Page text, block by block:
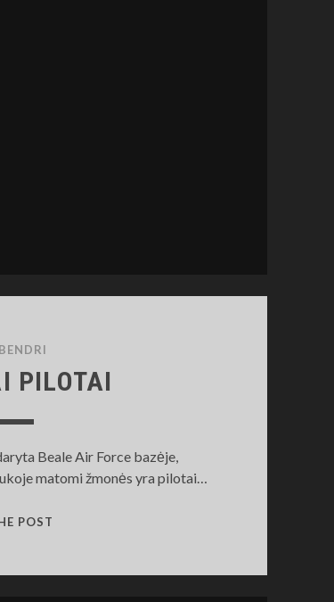
BENDRI
PILOTAI
Beale Air Force bazėje,
matomi žmonės yra pilotai…
POST